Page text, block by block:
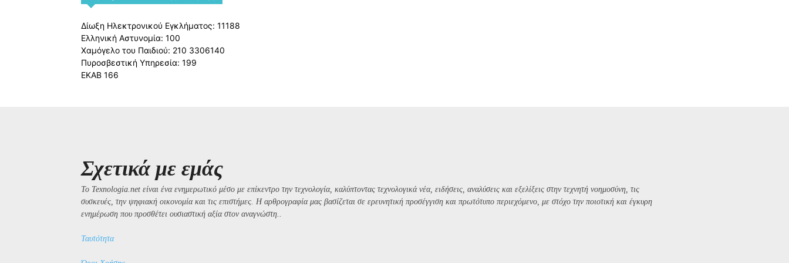
Δίωξη Ηλεκτρονικού Εγκλήματος: 11188
Ελληνική Αστυνομία: 100
Χαμόγελο του Παιδιού: 210 3306140
Πυροσβεστική Υπηρεσία: 199
ΕΚΑΒ 166
Σχετικά με εμάς
Το Texnologia.net είναι ένα ενημερωτικό μέσο με επίκεντρο την τεχνολογία, καλύπτοντας τεχνολογικά νέα, ειδήσεις, αναλύσεις και εξελίξεις στην τεχνητή νοημοσύνη, τις
συσκευές, την ψηφιακή οικονομία και τις επιστήμες. Η αρθρογραφία μας βασίζεται σε ερευνητική προσέγγιση και πρωτότυπο περιεχόμενο, με στόχο την ποιοτική και έγκυρη
ενημέρωση που προσθέτει ουσιαστική αξία στον αναγνώστη..
Ταυτότητα